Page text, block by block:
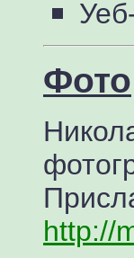
Фото
http://